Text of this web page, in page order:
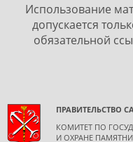
Использование
допускается
обязательной
ПРАВИТЕЛЬСТВО
КОМИТЕТ ПО
И ОХРАНЕ